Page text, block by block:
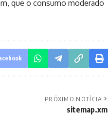
que o consumo moderado
PRÓXIMO NOTÍCIA
sitemap.xml